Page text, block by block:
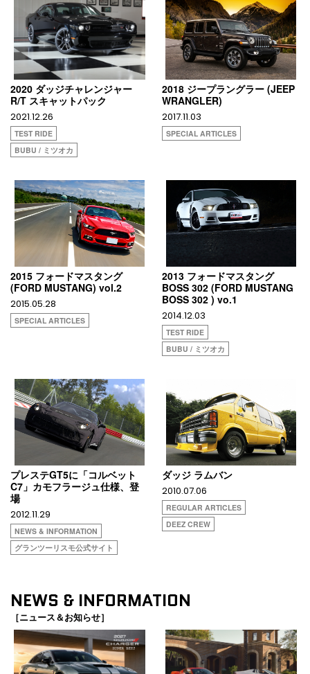
2020 ダッジチャレンジャー
R/T スキャットパック
2021.12.26
TEST RIDE
BUBU / ミツオカ
2018 ジープラングラー (JEEP
WRANGLER)
2017.11.03
SPECIAL ARTICLES
2015 フォードマスタング
(FORD MUSTANG) vol.2
2015.05.28
SPECIAL ARTICLES
2013 フォードマスタング
BOSS 302 (FORD MUSTANG
BOSS 302 ) vo.1
2014.12.03
TEST RIDE
BUBU / ミツオカ
プレステGT5に「コルベット
C7」カモフラージュ仕様、登
場
2012.11.29
NEWS & INFORMATION
グランツーリスモ公式サイト
ダッジ ラムバン
2010.07.06
REGULAR ARTICLES
DEEZ CREW
NEWS & INFORMATION
［ニュース＆お知らせ］